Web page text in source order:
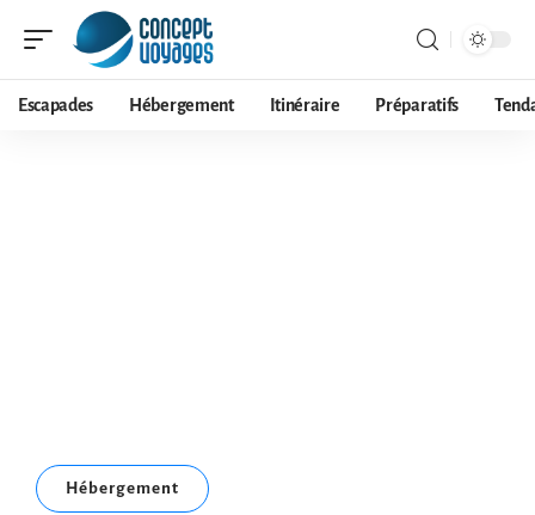
Escapades Hébergement Itinéraire Préparatifs
Hébergement